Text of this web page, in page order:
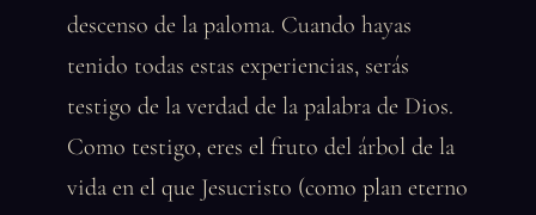
descenso de la paloma. Cuando hayas
tenido todas estas experiencias, serás
testigo de la verdad de la palabra de Dios.
Como testigo, eres el fruto del árbol de la
vida en el que Jesucristo (como plan eterno